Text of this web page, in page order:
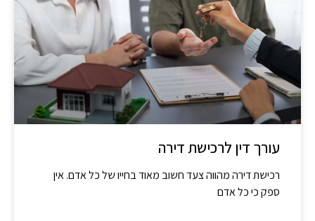
עורך דין לרכישת דירה
רכישת דירה מהווה צעד חשוב מאוד בחייו של כל אדם. אין
ספק כי כל אדם